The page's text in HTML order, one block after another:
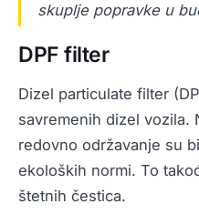
skuplje popravke u
DPF filter
Dizel particulate filter
savremenih dizel vozila.
redovno održavanje su
ekoloških normi. To
štetnih čestica.